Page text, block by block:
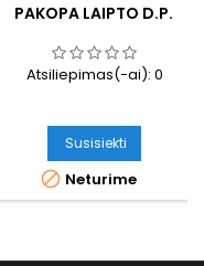
PAKOPA LAIPTO D.P.
Atsiliepimas(-ai): 0
Susisiekti
 Neturime